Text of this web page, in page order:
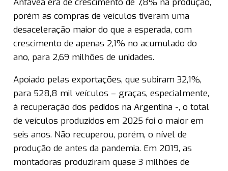
Anfavea era de crescimento de 7,8% na produção,
porém as compras de veículos tiveram uma
desaceleração maior do que a esperada, com
crescimento de apenas 2,1% no acumulado do
ano, para 2,69 milhões de unidades.
Apoiado pelas exportações, que subiram 32,1%,
para 528,8 mil veículos – graças, especialmente,
à recuperação dos pedidos na Argentina -, o total
de veículos produzidos em 2025 foi o maior em
seis anos. Não recuperou, porém, o nível de
produção de antes da pandemia. Em 2019, as
montadoras produziram quase 3 milhões de